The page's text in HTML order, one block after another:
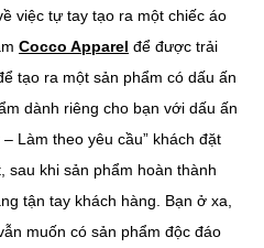
việc tự tay tạo ra một chiếc áo
Cocco Apparel để được trải
tạo ra một sản phẩm có dấu ấn
dành riêng cho bạn với dấu ấn
Làm theo yêu cầu” khách đặt
sau khi sản phẩm hoàn thành
tận tay khách hàng. Bạn ở xa,
muốn có sản phẩm độc đáo